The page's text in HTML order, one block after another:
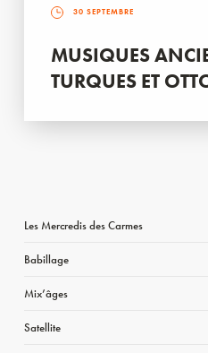
30 SEPTEMBRE
MUSIQUES
TURQUES ET
Les Mercredis des Carmes
Babillage
Mix’âges
Satellite